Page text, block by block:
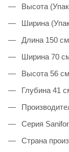
Высота
Ширина
Длина 150 см
Ширина 70
Высота 56 см
Глубина 41
Серия
Страна